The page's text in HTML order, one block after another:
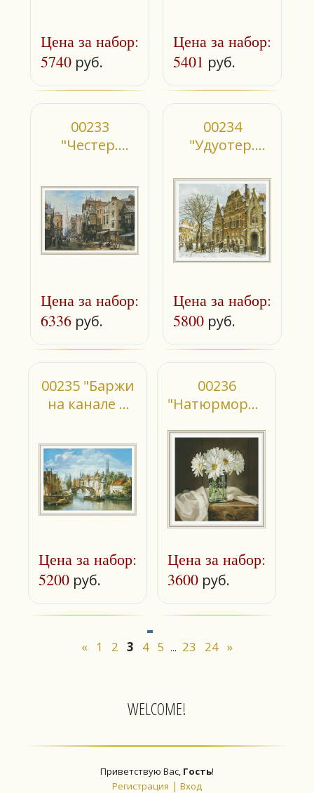
Цена за набор:
5740 руб.
Цена за набор:
5401 руб.
00233
"Честер.
стрит"
Цена за набор:
6336 руб.
00234
"Удуотер.
уличная
сцена"
Цена за набор:
5800 руб.
00235 "Баржи
на канале в
Цена за набор:
5200 руб.
00236
"Натюрморт с
Цена за набор:
3600 руб.
« 1 2 3 4 5 ... 23 24 »
WELCOME!
Приветствую Вас, Гость!
Регистрация | Вход